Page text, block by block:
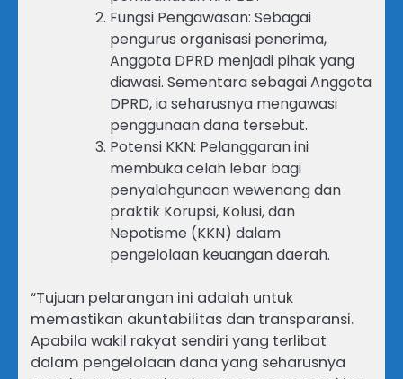
Fungsi Pengawasan: Sebagai
pengurus organisasi penerima,
Anggota DPRD menjadi pihak yang
diawasi. Sementara sebagai Anggota
DPRD, ia seharusnya mengawasi
penggunaan dana tersebut.
Potensi KKN: Pelanggaran ini
membuka celah lebar bagi
penyalahgunaan wewenang dan
praktik Korupsi, Kolusi, dan
Nepotisme (KKN) dalam
pengelolaan keuangan daerah.
“Tujuan pelarangan ini adalah untuk
memastikan akuntabilitas dan transparansi.
Apabila wakil rakyat sendiri yang terlibat
dalam pengelolaan dana yang seharusnya